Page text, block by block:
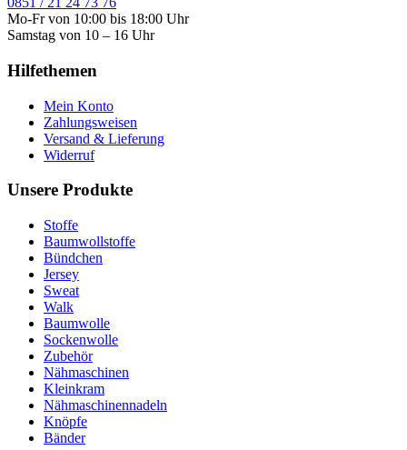
Mo-Fr von 10:00 bis 18:00 Uhr
Samstag von 10 – 16 Uhr
Hilfethemen
Mein Konto
Zahlungsweisen
Versand & Lieferung
Widerruf
Unsere Produkte
Stoffe
Baumwollstoffe
Bündchen
Jersey
Sweat
Walk
Baumwolle
Sockenwolle
Zubehör
Nähmaschinen
Kleinkram
Nähmaschinennadeln
Knöpfe
Bänder